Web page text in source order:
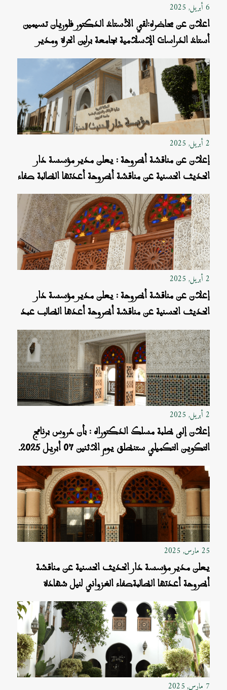
6 أبريل, 2025
اعلان عن محاضره:لقي الأستاذ الدكتور فلوريان تسيمين
أستاذ الدراسات الإسلامية بجامعة برلين الحرة ومدير
مدرسة برلين العليا للثقافات والمجتمعات الإسلامية برحاب
مؤسسة دار الحديث الحسنية بالرباط محاضرة علمية باللغة
العربية بعنوان: الدراسات الأسلامية في الجامعات الألمانية:
الاستشراق و ما بعده
2 أبريل, 2025
إعلان عن مناقشة أطروحة : يعلن مدير مؤسسة دار
الحديث الحسنية عن مناقشة أطروحة أعدتها الطالبة صفاء
الغزواني
2 أبريل, 2025
إعلان عن مناقشة أطروحة : يعلن مدير مؤسسة دار
الحديث الحسنية عن مناقشة أطروحة أعدها الطالب عبد
الرحيم الطالبي
2 أبريل, 2025
إعلان إلى طلبة مسلك الدكتوراه : بأن دروس برنامج
التكوين التكميلي ستنطلق يوم الاثنين 07 أبريل 2025.
25 مارس, 2025
يعلن مدير مؤسسة دار الحديث الحسنية عن مناقشة
أطروحة أعدتها الطالبةصفاء الغزواني لنيل شهادة
«الدكتوراه في الدراسات الإسلامية العليا»
7 مارس, 2025